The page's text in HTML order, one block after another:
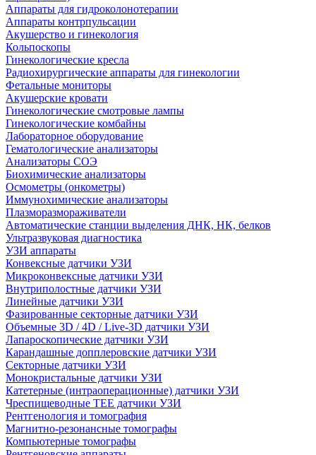
Аппараты для гидроколонотерапии
Аппараты контрпульсации
Акушерство и гинекология
Кольпоскопы
Гинекологические кресла
Радиохирургические аппараты для гинекологии
Фетальные мониторы
Акушерские кровати
Гинекологические смотровые лампы
Гинекологические комбайны
Лабораторное оборудование
Гематологические анализаторы
Анализаторы СОЭ
Биохимические анализаторы
Осмометры (онкометры)
Иммунохимические анализаторы
Плазморазмораживатели
Автоматические станции выделения ДНК, НК, белков
Ультразвуковая диагностика
УЗИ аппараты
Конвексные датчики УЗИ
Микроконвексные датчики УЗИ
Внутриполостные датчики УЗИ
Линейные датчики УЗИ
Фазированные секторные датчики УЗИ
Объемные 3D / 4D / Live-3D датчики УЗИ
Лапароскопические датчики УЗИ
Карандашные допплеровские датчики УЗИ
Секторные датчики УЗИ
Монокристальные датчики УЗИ
Катетерные (интраоперационные) датчики УЗИ
Чреспищеводные TEE датчики УЗИ
Рентгенология и томография
Магнитно-резонансные томографы
Компьютерные томографы